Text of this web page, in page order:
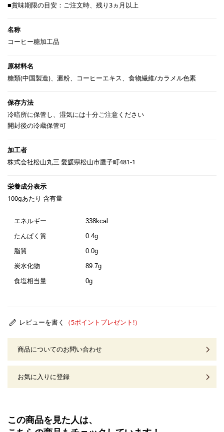
■賞味期限の目安：ご注文時、残り3ヵ月以上
コーヒー糖加工品
糖類(中国製造)、澱粉、コーヒーエキス、食物繊維/カラメル色素
冷暗所に保管し、湿気には十分ご注意ください
開封後の冷蔵保管可
株式会社松山丸三 愛媛県松山市鷹子町481-1
100gあたり 含有量
エネルギー 338kcal
たんぱく質 0.4g
脂質 0.0g
炭水化物 89.7g
食塩相当量 0g
レビューを書く
商品についてのお問い合わせ
お気に入りに登録
この商品を見た人は、